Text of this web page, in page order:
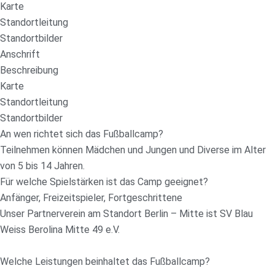
Karte
Standortleitung
Standortbilder
Anschrift
Beschreibung
Karte
Standortleitung
Standortbilder
An wen richtet sich das Fußballcamp?
Teilnehmen können Mädchen und Jungen und Diverse im Alter
von 5 bis 14 Jahren.
Für welche Spielstärken ist das Camp geeignet?
Anfänger, Freizeitspieler, Fortgeschrittene
Unser Partnerverein am Standort Berlin – Mitte ist SV Blau
Weiss Berolina Mitte 49 e.V.
Welche Leistungen beinhaltet das Fußballcamp?